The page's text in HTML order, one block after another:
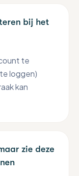
bij het
te
loggen)
kan
zie deze